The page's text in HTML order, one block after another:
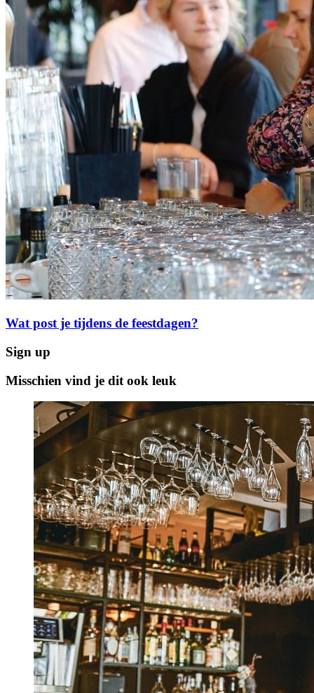
Wat post je tijdens de feestdagen?
Sign up
Misschien vind je dit ook leuk